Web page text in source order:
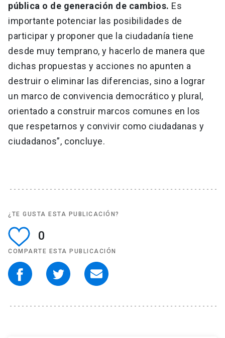
pública o de generación de cambios. Es
importante potenciar las posibilidades de
participar y proponer que la ciudadanía tiene
desde muy temprano, y hacerlo de manera que
dichas propuestas y acciones no apunten a
destruir o eliminar las diferencias, sino a lograr
un marco de convivencia democrático y plural,
orientado a construir marcos comunes en los
que respetarnos y convivir como ciudadanas y
ciudadanos”, concluye.
¿TE GUSTA ESTA PUBLICACIÓN?
0
COMPARTE ESTA PUBLICACIÓN